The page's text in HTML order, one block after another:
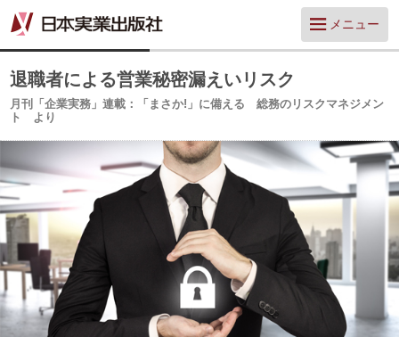
メニュー
退職者による営業秘密漏えいリスク
月刊「企業実務」連載：「まさか!」に備える 総務のリスクマネジメン
ト より